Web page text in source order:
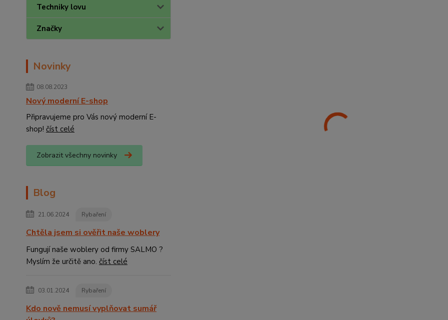
Techniky lovu
Značky
Novinky
08.08.2023
Nový moderní E-shop
Připravujeme pro Vás nový moderní E-
shop! číst celé
Zobrazit všechny novinky
Blog
21.06.2024 Rybaření
Chtěla jsem si ověřit naše woblery
Fungují naše woblery od firmy SALMO ?
Myslím že určitě ano. číst celé
03.01.2024 Rybaření
Kdo nově nemusí vyplňovat sumář